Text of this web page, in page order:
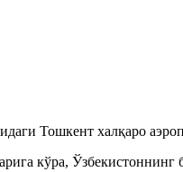
Тошкент халқаро
кўра,